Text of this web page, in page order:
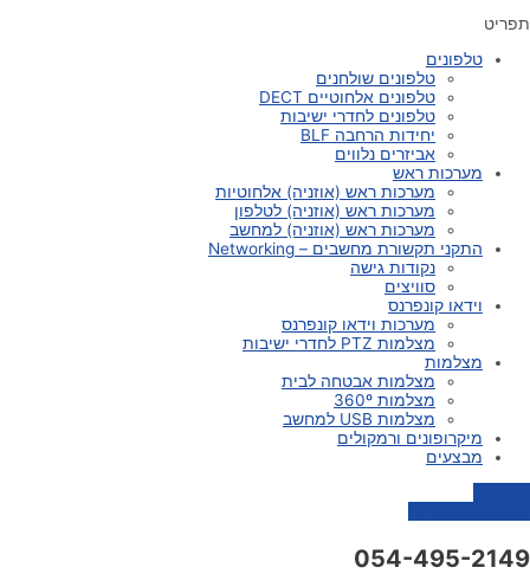
תפריט
טלפונים
טלפונים שולחנים
טלפונים אלחוטיים DECT
טלפונים לחדרי ישיבות
יחידות הרחבה BLF
אביזרים נלווים
מערכות ראש
מערכות ראש (אוזניה) אלחוטיות
מערכות ראש (אוזניה) לטלפון
מערכות ראש (אוזניה) למחשב
התקני תקשורת מחשבים – Networking
נקודות גישה
סוויצים
וידאו קונפרנס
מערכות וידאו קונפרנס
מצלמות PTZ לחדרי ישיבות
מצלמות
מצלמות אבטחה לבית
מצלמות 360º
מצלמות USB למחשב
מיקרופונים ורמקולים
מבצעים
054-495-2149